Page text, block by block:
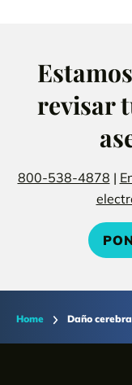
revisar
800-538-4878 |
Home Daño